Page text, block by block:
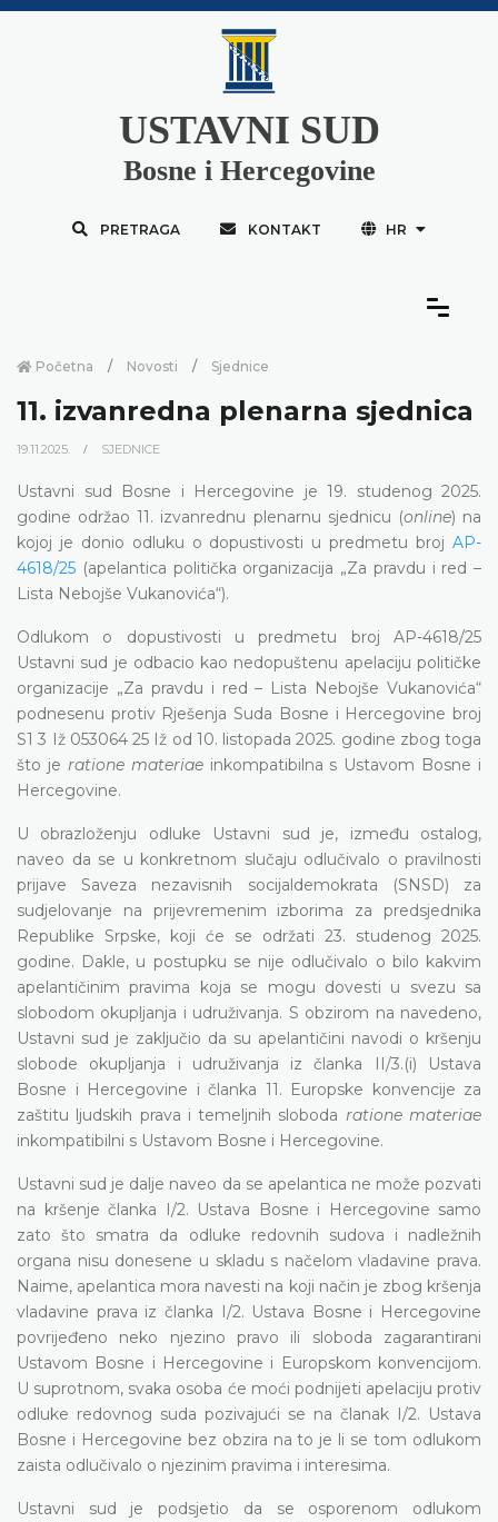
USTAVNI SUD
Bosne i Hercegovine
PRETRAGA KONTAKT HR
Početna Novosti Sjednice
11. izvanredna plenarna sjednica
19.11.2025. SJEDNICE
Ustavni sud Bosne i Hercegovine je 19. studenog 2025.
godine održao 11. izvanrednu plenarnu sjednicu (online) na
kojoj je donio odluku o dopustivosti u predmetu broj AP-
4618/25 (apelantica politička organizacija „Za pravdu i red –
Lista Nebojše Vukanovića“).
Odlukom o dopustivosti u predmetu broj AP-4618/25
Ustavni sud je odbacio kao nedopuštenu apelaciju političke
organizacije „Za pravdu i red – Lista Nebojše Vukanovića“
podnesenu protiv Rješenja Suda Bosne i Hercegovine broj
S1 3 Iž 053064 25 Iž od 10. listopada 2025. godine zbog toga
što je ratione materiaeinkompatibilna s Ustavom Bosne i
Hercegovine.
U obrazloženju odluke Ustavni sud je, između ostalog,
naveo da se u konkretnom slučaju odlučivalo o pravilnosti
prijave Saveza nezavisnih socijaldemokrata (SNSD) za
sudjelovanje na prijevremenim izborima za predsjednika
Republike Srpske, koji će se održati 23. studenog 2025.
godine. Dakle, u postupku se nije odlučivalo o bilo kakvim
apelantičinim pravima koja se mogu dovesti u svezu sa
slobodom okupljanja i udruživanja. S obzirom na navedeno,
Ustavni sud je zaključio da su apelantičini navodi o kršenju
slobode okupljanja i udruživanja iz članka II/3.(i) Ustava
Bosne i Hercegovine i članka 11. Europske konvencije za
zaštitu ljudskih prava i temeljnih sloboda ratione materiae
inkompatibilni s Ustavom Bosne i Hercegovine.
Ustavni sud je dalje naveo da se apelantica ne može pozvati
na kršenje članka I/2. Ustava Bosne i Hercegovine samo
zato što smatra da odluke redovnih sudova i nadležnih
organa nisu donesene u skladu s načelom vladavine prava.
Naime, apelantica mora navesti na koji način je zbog kršenja
vladavine prava iz članka I/2. Ustava Bosne i Hercegovine
povrijeđeno neko njezino pravo ili sloboda zagarantirani
Ustavom Bosne i Hercegovine i Europskom konvencijom.
U suprotnom, svaka osoba će moći podnijeti apelaciju protiv
odluke redovnog suda pozivajući se na članak I/2. Ustava
Bosne i Hercegovine bez obzira na to je li se tom odlukom
zaista odlučivalo o njezinim pravima i interesima.
Ustavni sud je podsjetio da se osporenom odlukom